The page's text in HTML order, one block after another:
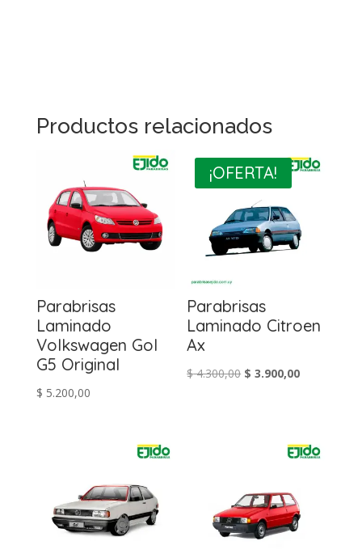
Productos relacionados
Parabrisas
Laminado
Volkswagen Gol
G5 Original
$ 5.200,00
¡OFERTA!
Parabrisas
Laminado Citroen
Ax
$4.300,00 El
$ 4.300,00.
$ 3.900,00El
$ 3.900,00.